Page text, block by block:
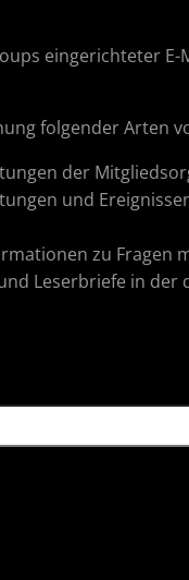
eingerichteter
folgender Arten
der
und
zu Fragen
Leserbriefe in der